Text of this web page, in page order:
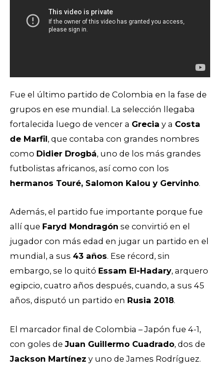
Fue el último partido de Colombia en la fase de
grupos en ese mundial. La selección llegaba
fortalecida luego de vencer a Grecia y a Costa
de Marfil, que contaba con grandes nombres
como Didier Drogbá, uno de los más grandes
futbolistas africanos, así como con los
hermanos Touré, Salomon Kalou y Gervinho.
Además, el partido fue importante porque fue
allí que Faryd Mondragón se convirtió en el
jugador con más edad en jugar un partido en el
mundial, a sus 43 años. Ese récord, sin
embargo, se lo quitó Essam El-Hadary, arquero
egipcio, cuatro años después, cuando, a sus 45
años, disputó un partido en Rusia 2018.
El marcador final de Colombia – Japón fue 4-1,
con goles de Juan Guillermo Cuadrado, dos de
Jackson Martínez y uno de James Rodríguez.